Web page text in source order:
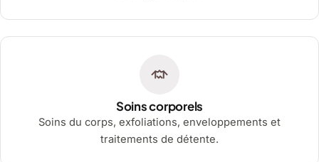
Soins corporels
Soins du corps, exfoliations, enveloppements et
traitements de détente.